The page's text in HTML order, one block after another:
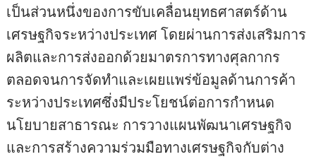
เป็นส่วนหนึ่งของการขับเคลื่อนยุทธศาสตร์ด้าน
เศรษฐกิจระหว่างประเทศ โดยผ่านการส่งเสริมการ
ผลิตและการส่งออกด้วยมาตรการทางศุลกากร
ตลอดจนการจัดทำและเผยแพร่ข้อมูลด้านการค้า
ระหว่างประเทศซึ่งมีประโยชน์ต่อการกำหนด
นโยบายสาธารณะ การวางแผนพัฒนาเศรษฐกิจ
และการสร้างความร่วมมือทางเศรษฐกิจกับต่าง